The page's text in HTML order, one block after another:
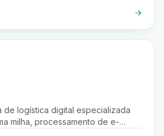
de logística digital especializada
milha, processamento de e-